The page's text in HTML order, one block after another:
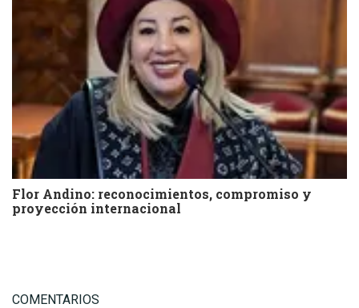
Flor Andino: reconocimientos, compromiso y
proyección internacional
COMENTARIOS